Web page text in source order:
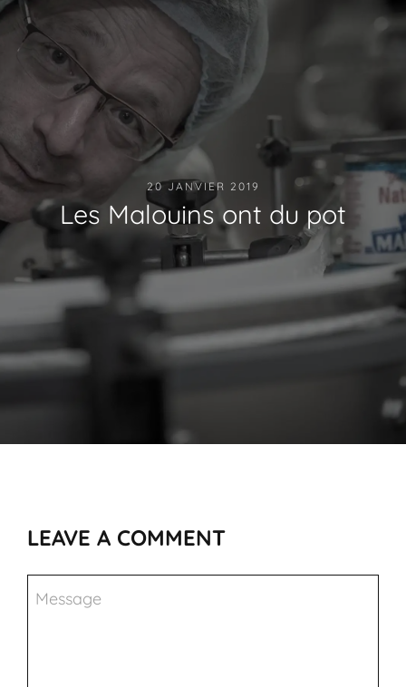
20 JANVIER 2019
Les Malouins ont du pot
LEAVE A COMMENT